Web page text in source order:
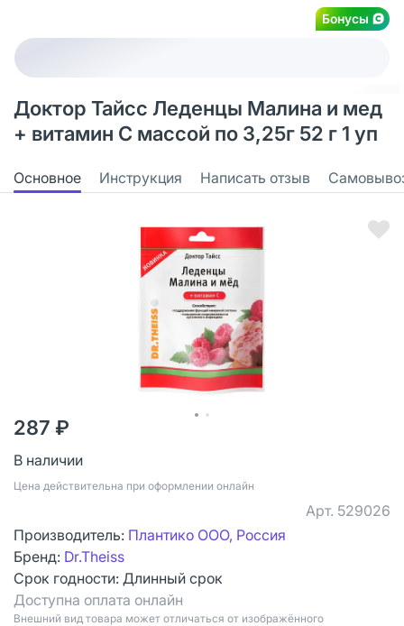
Бонусы
Доктор Тайсс Леденцы Малина и мед
+ витамин С массой по 3,25г 52 г 1 уп
Основное Инструкция Написать отзыв
287 ₽
В наличии
Цена действительна при оформлении онлайн
Арт. 529026
Производитель: Плантико ООО, Россия
Бренд: Dr.Theiss
Срок годности: Длинный срок
Доступна оплата онлайн
Bнешний вид товара может отличаться от изображённого